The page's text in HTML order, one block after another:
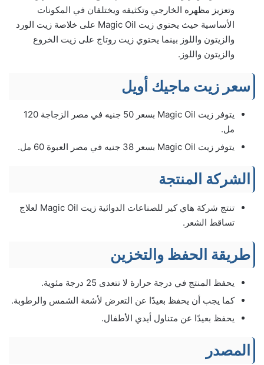
وتعزيز مظهره الخارجي وتكثيفه ويختلفان في المكونات
الأساسية حيث يحتوي زيت Magic Oil على خلاصة زيت الورد
والزيتون واللوز بينما يحتوي زيت روتاج على زيت الخروع
والزيتون واللوز.
سعر زيت ماجيك أويل
يتوفر زيت Magic Oil بسعر 50 جنيه في مصر الزجاجة 120
مل.
يتوفر زيت Magic Oil بسعر 38 جنيه في مصر العبوة 60 مل.
الشركة المنتجة
تنتج شركة هاي كير للصناعات الدوائية زيت Magic Oil لعلاج
تساقط الشعر.
طريقة الحفظ والتخزين
يحفظ المنتج في درجة حرارة لا تتعدى 25 درجة مئوية.
كما يجب أن يحفظ بعيدًا عن التعرض لأشعة الشمس والرطوبة.
يحفظ بعيدًا عن متناول أيدي الأطفال.
المصدر